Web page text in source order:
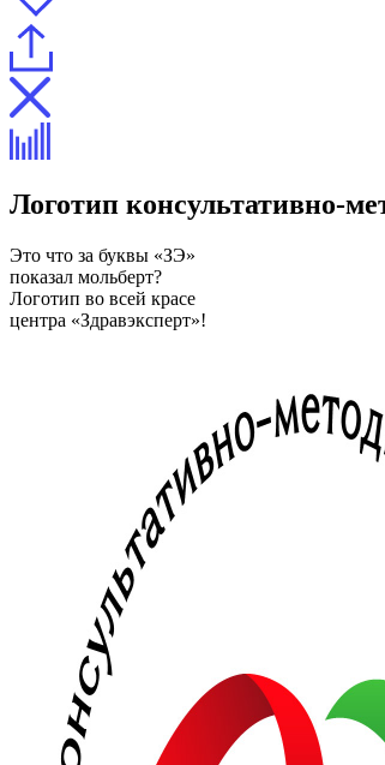
Логотип консультативно-
Это что за буквы «ЗЭ»
показал мольберт?
Логотип во всей красе
центра «Здравэксперт»!